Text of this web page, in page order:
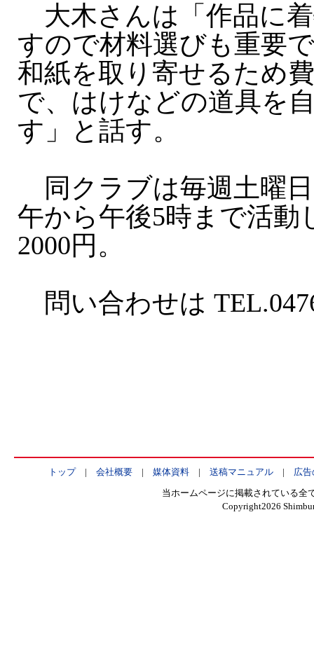
大木さんは「作品に
すので材料選びも重要
和紙を取り寄せるため
で、はけなどの道具を
す」と話す。
同クラブは毎週土曜
午から午後5時まで活動
2000円。
問い合わせは
トップ| 会社概要 | 媒体資料 | 送稿マニュアル | 広
当ホームページに掲載されている全
Copyright2026